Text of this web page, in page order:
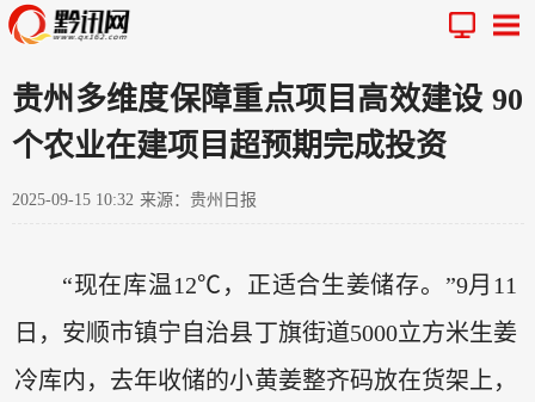
贵州多维度保障重点项目高效建设 90
个农业在建项目超预期完成投资
2025-09-15 10:32 来源：贵州日报
“现在库温12℃，正适合生姜储存。”9月11
日，安顺市镇宁自治县丁旗街道5000立方米生姜
冷库内，去年收储的小黄姜整齐码放在货架上，